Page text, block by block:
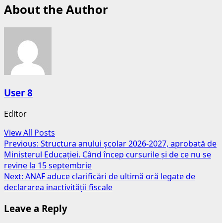
About the Author
User 8
Editor
View All Posts
Post
navigation
Previous: Structura anului școlar 2026-2027, aprobată de
Ministerul Educației. Când încep cursurile și de ce nu se
revine la 15 septembrie
Next: ANAF aduce clarificări de ultimă oră legate de
declararea inactivității fiscale
Leave a Reply